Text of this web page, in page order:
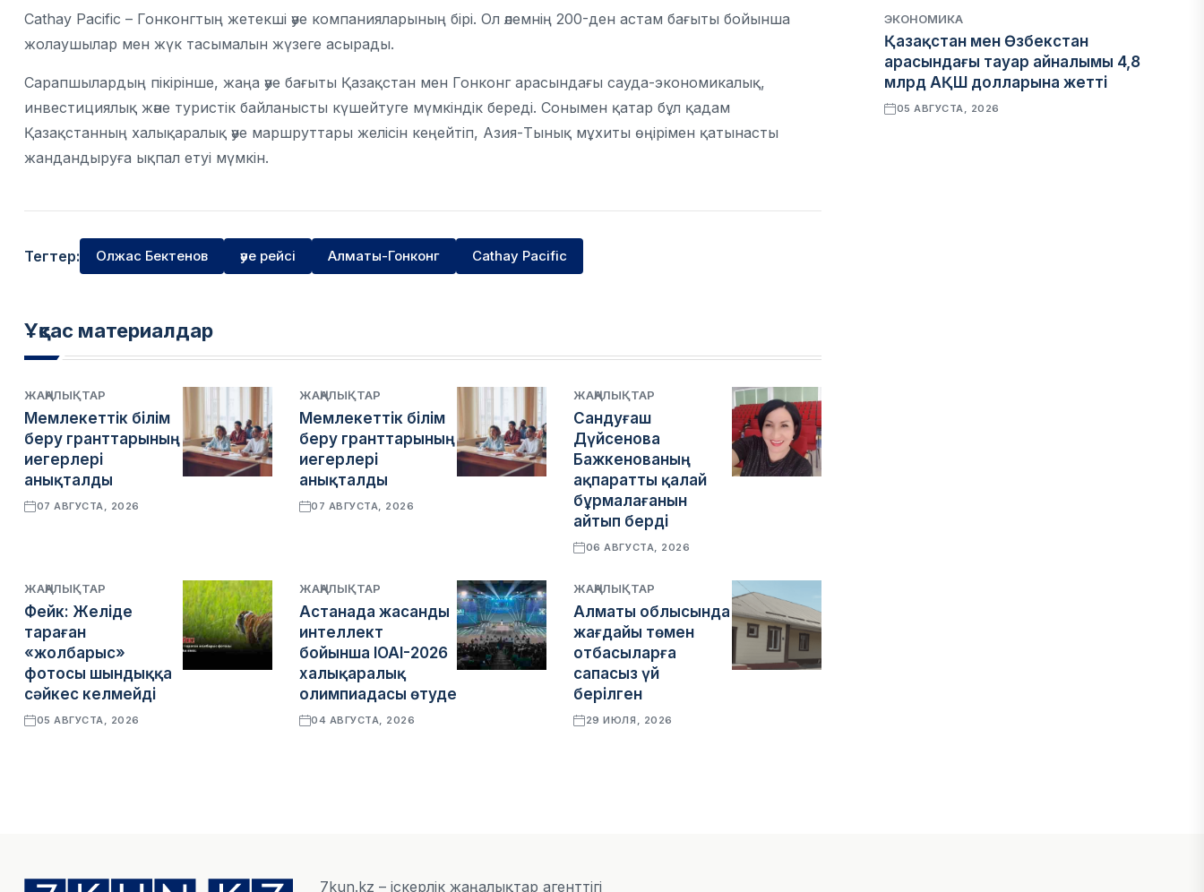
Cathay Pacific – Гонконгтың жетекші әуе компанияларының бірі. Ол әлемнің 200-ден астам бағыты бойынша
жолаушылар мен жүк тасымалын жүзеге асырады.
Сарапшылардың пікірінше, жаңа әуе бағыты Қазақстан мен Гонконг арасындағы сауда-экономикалық,
инвестициялық және туристік байланысты күшейтуге мүмкіндік береді. Сонымен қатар бұл қадам
Қазақстанның халықаралық әуе маршруттары желісін кеңейтіп, Азия-Тынық мұхиты өңірімен қатынасты
жандандыруға ықпал етуі мүмкін.
Тегтер: Олжас Бектенов әуе рейсі Алматы-Гонконг Cathay Pacific
Ұқсас материалдар
ЖАҢАЛЫҚТАР
Мемлекеттік білім
беру гранттарының
иегерлері
анықталды
07 АВГУСТА, 2026
ЖАҢАЛЫҚТАР
Мемлекеттік білім
беру гранттарының
иегерлері
анықталды
07 АВГУСТА, 2026
ЖАҢАЛЫҚТАР
Сандуғаш
Дүйсенова
Бажкенованың
ақпаратты қалай
бұрмалағанын
айтып берді
06 АВГУСТА, 2026
ЖАҢАЛЫҚТАР
Фейк: Желіде
тараған
«жолбарыс»
фотосы шындыққа
сәйкес келмейді
05 АВГУСТА, 2026
ЖАҢАЛЫҚТАР
Астанада жасанды
интеллект
бойынша IOAI-2026
халықаралық
олимпиадасы өтуде
04 АВГУСТА, 2026
ЖАҢАЛЫҚТАР
Алматы облысында
жағдайы төмен
отбасыларға
сапасыз үй
берілген
29 ИЮЛЯ, 2026
ЭКОНОМИКА
Қазақстан мен Өзбекстан
арасындағы тауар айналымы 4,8
млрд АҚШ долларына жетті
05 АВГУСТА, 2026
7kun.kz – іскерлік жаңалықтар агенттігі